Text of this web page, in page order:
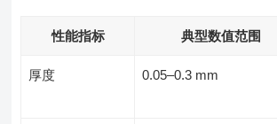
性能指标 典型数值范围
厚度 0.05–0.3 mm